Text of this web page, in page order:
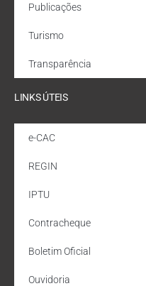
Publicações
Turismo
Transparência
LINKS ÚTEIS
e-CAC
REGIN
IPTU
Contracheque
Boletim Oficial
Ouvidoria